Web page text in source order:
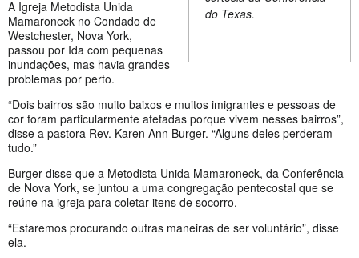
do Texas.
A Igreja Metodista Unida
Mamaroneck no Condado de
Westchester, Nova York,
passou por Ida com pequenas
inundações, mas havia grandes
problemas por perto.
“Dois bairros são muito baixos e muitos imigrantes e pessoas de
cor foram particularmente afetadas porque vivem nesses bairros”,
disse a pastora Rev. Karen Ann Burger. “Alguns deles perderam
tudo.”
Burger disse que a Metodista Unida Mamaroneck, da Conferência
de Nova York, se juntou a uma congregação pentecostal que se
reúne na igreja para coletar itens de socorro.
“Estaremos procurando outras maneiras de ser voluntário”, disse
ela.